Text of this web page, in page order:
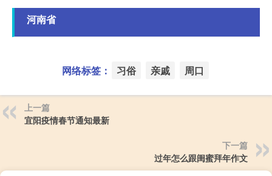
河南省
网络标签： 习俗 亲戚 周口
上一篇
宜阳疫情春节通知最新
下一篇
过年怎么跟闺蜜拜年作文